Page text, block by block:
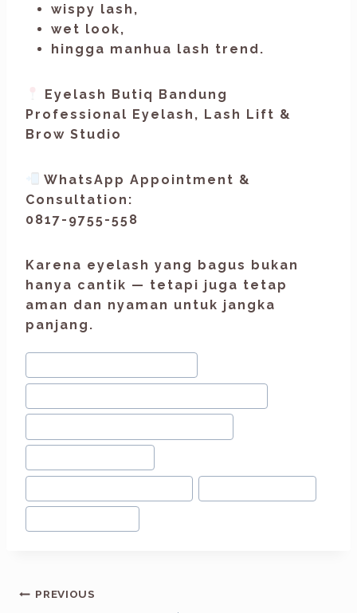
wispy lash,
wet look,
hingga manhua lash trend.
Eyelash Butiq Bandung
Professional Eyelash, Lash Lift &
Brow Studio
WhatsApp Appointment &
Consultation:
0817-9755-558
Karena eyelash yang bagus bukan
hanya cantik — tetapi juga tetap
aman dan nyaman untuk jangka
panjang.
PREVIOUS